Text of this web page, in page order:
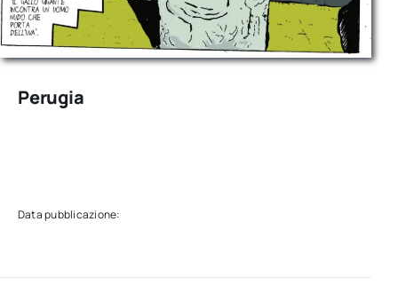
Perugia
Data pubblicazione: